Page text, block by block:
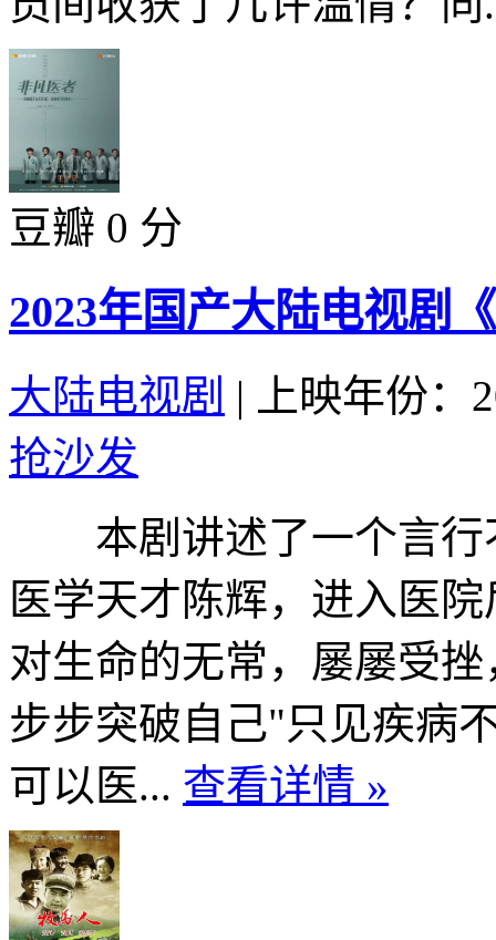
豆瓣 0 分
2023年国产大陆电视剧
大陆电视剧 |
上映年份：
抢沙发
本剧讲述了一个言行
医学天才陈辉，进入医
对生命的无常，屡屡受
步步突破自己"只见疾病
可以医... 查看详情 »